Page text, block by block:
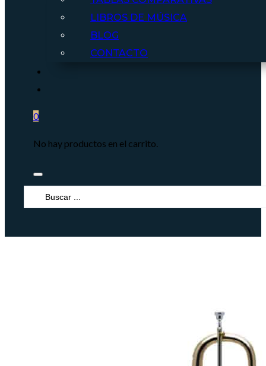
LIBROS DE MÚSICA
BLOG
CONTACTO
0
No hay productos en el carrito.
Search
...